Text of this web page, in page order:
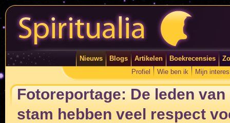
Nieuws Blogs Artikelen Boekrecensies
Profiel
Wie ben ik Mijn
Fotoreportage: De leden van
stam hebben veel respect